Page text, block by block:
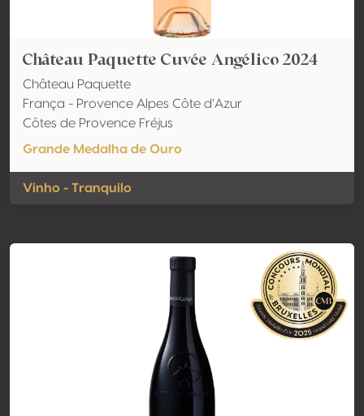
Château Paquette Cuvée Angélico 2024
Château Paquette
França - Provence Alpes Côte d’Azur
Côtes de Provence Fréjus
Grande Medalha de Ouro
Vinho - Tranquilo